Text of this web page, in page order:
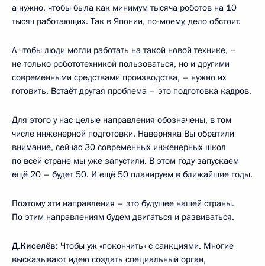
а нужно, чтобы была как минимум тысяча роботов на 10
тысяч работающих. Так в Японии, по-моему, дело обстоит.
А чтобы люди могли работать на такой новой технике, –
не только робототехникой пользоваться, но и другими
современными средствами производства, – нужно их
готовить. Встаёт другая проблема – это подготовка кадров.
Для этого у нас целые направления обозначены, в том
числе инженерной подготовки. Наверняка Вы обратили
внимание, сейчас 30 современных инженерных школ
по всей стране мы уже запустили. В этом году запускаем
ещё 20 – будет 50. И ещё 50 планируем в ближайшие годы.
Поэтому эти направления – это будущее нашей страны.
По этим направлениям будем двигаться и развиваться.
Д.Киселёв: Чтобы уж «покончить» с санкциями. Многие
высказывают идею создать специальный орган,